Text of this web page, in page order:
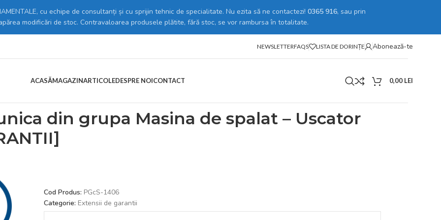
cu echipe de consultanți și cu sprijin tehnic de specialitate. Nu ezita să ne contactezi! 0365 916, sau prin
modificări de stoc. Contravaloarea produsele plătite, fără stoc, se vor rambursa în totalitate.
NEWSLETTERFAQS LISTA DE DORINȚE Abonează-te
ACASĂMAGAZINARTICOLEDESPRE NOICONTACT 0,00 LEI
din grupa Masina de spalat – Uscator
Cod Produs: PGcS-1406
Categorie: Extensii de garantii